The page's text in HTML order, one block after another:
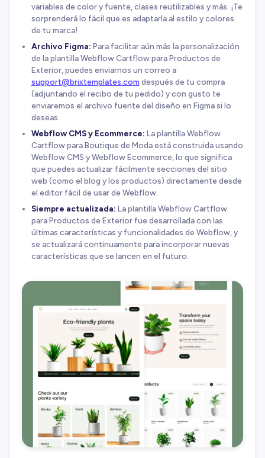
variables de color y fuente, clases reutilizables y más. ¡Te
sorprenderá lo fácil que es adaptarla al estilo y colores
de tu marca!
Archivo Figma: Para facilitar aún más la personalización
de la plantilla Webflow Cartflow para Productos de
Exterior, puedes enviarnos un correo a
support@brixtemplates.com después de tu compra
(adjuntando el recibo de tu pedido) y con gusto te
enviaremos el archivo fuente del diseño en Figma si lo
deseas.
Webflow CMS y Ecommerce: La plantilla Webflow
Cartflow para Boutique de Moda está construida usando
Webflow CMS y Webflow Ecommerce, lo que significa
que puedes actualizar fácilmente secciones del sitio
web (como el blog y los productos) directamente desde
el editor fácil de usar de Webflow.
Siempre actualizada: La plantilla Webflow Cartflow
para Productos de Exterior fue desarrollada con las
últimas características y funcionalidades de Webflow, y
se actualizará continuamente para incorporar nuevas
características que se lancen en el futuro.